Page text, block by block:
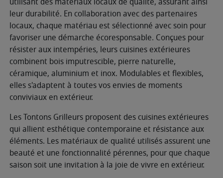
leur durabilité. En collaboration avec des partenaires
locaux, chaque matériau est sélectionné avec soin pour
favoriser une démarche écoresponsable. Conçues pour
résister aux intempéries, leurs cuisines extérieures
combinent bois imputrescible, pierre naturelle,
céramique, aluminium et inox. Modulables et flexibles,
elles s'adaptent à toutes vos envies de moments
conviviaux en extérieur.
Les Tontons Grilleurs proposent des cuisines extérieures
qui allient esthétique contemporaine et résistance aux
éléments. Les matériaux de qualité utilisés assurent une
beauté et une fonctionnalité pérennes, pour que chaque
saison soit une invitation à la joie de vivre en extérieur.